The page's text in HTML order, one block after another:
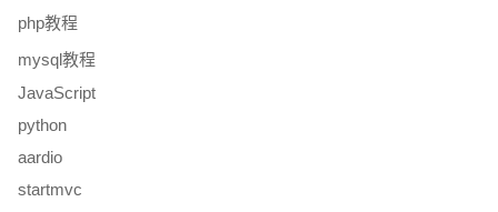
php教程
mysql教程
JavaScript
python
aardio
startmvc